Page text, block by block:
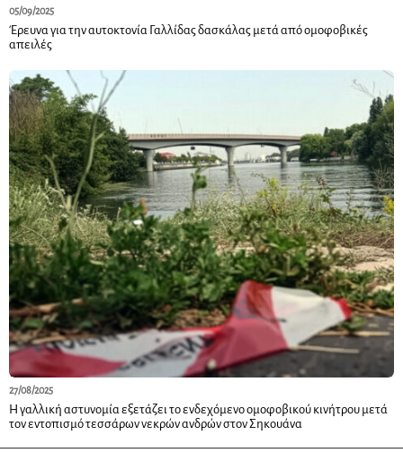
05/09/2025
Έρευνα για την αυτοκτονία Γαλλίδας δασκάλας μετά από ομοφοβικές
απειλές
27/08/2025
Η γαλλική αστυνομία εξετάζει το ενδεχόμενο ομοφοβικού κινήτρου μετά
τον εντοπισμό τεσσάρων νεκρών ανδρών στον Σηκουάνα